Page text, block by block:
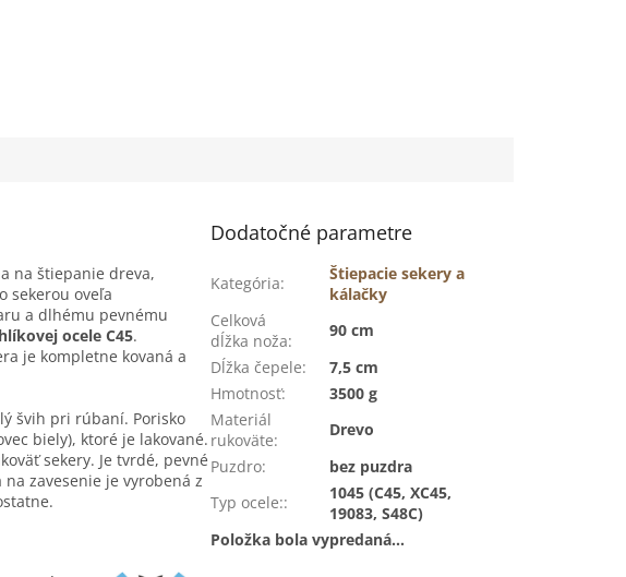
na štiepanie dreva,
sekerou oveľa
a dlhému pevnému
ocele C45.
je kompletne kovaná a
švih pri rúbaní. Porisko
biely), ktoré je lakované.
sekery. Je tvrdé, pevné
zavesenie je vyrobená z
Dodatočné parametre
Kategória:
Štiepacie sekery a
kálačky
Celková
dĺžka noža:
90 cm
Dĺžka čepele:
7,5 cm
Hmotnosť:
3500 g
Materiál
rukoväte:
Drevo
Puzdro:
bez puzdra
Typ ocele::
1045 (C45, XC45,
19083, S48C)
Položka bola vypredaná…